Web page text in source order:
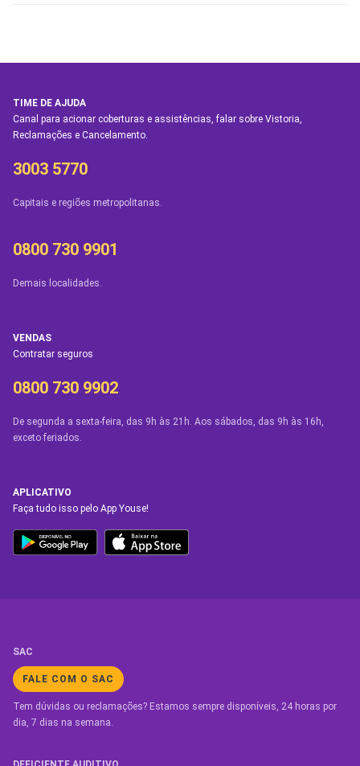
TIME DE AJUDA
Canal para acionar coberturas e assistências, falar sobre Vistoria,
Reclamações e Cancelamento.
3003 5770
Capitais e regiões metropolitanas.
0800 730 9901
Demais localidades.
VENDAS
Contratar seguros
0800 730 9902
De segunda a sexta-feira, das 9h às 21h. Aos sábados, das 9h às 16h,
exceto feriados.
APLICATIVO
Faça tudo isso pelo App Youse!
SAC
FALE COM O SAC
Tem dúvidas ou reclamações? Estamos sempre disponíveis, 24 horas por
dia, 7 dias na semana.